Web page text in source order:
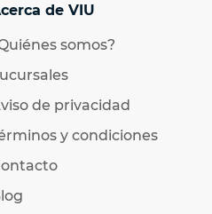
de VIU
somos?
de privacidad
y condiciones